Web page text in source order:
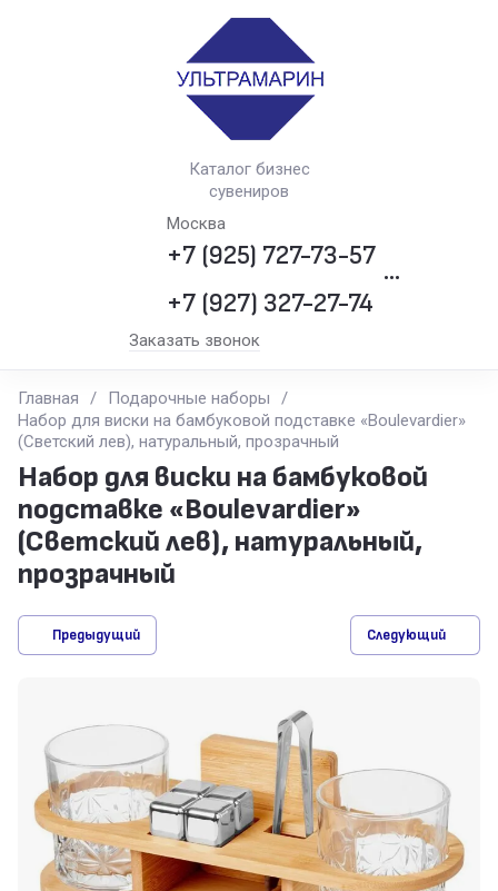
Каталог бизнес
сувениров
Москва
+7 (925) 727-73-57
+7 (927) 327-27-74
Заказать звонок
•••
Главная / Подарочные наборы
/
Набор для виски на бамбуковой подставке «Boulevardier»
(Светский лев), натуральный, прозрачный
Набор для виски на бамбуковой
подставке «Boulevardier»
(Светский лев), натуральный,
прозрачный
Предыдущий Следующий